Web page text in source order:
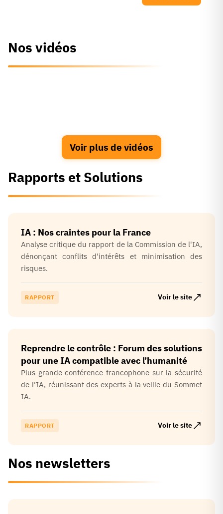
Nos vidéos
Voir plus de vidéos
Rapports et Solutions
IA : Nos craintes pour la France
Analyse critique du rapport de la Commission de l'IA,
dénonçant conflits d'intérêts et minimisation des
risques.
RAPPORT Voir le site
Reprendre le contrôle : Forum des solutions
pour une IA compatible avec l’humanité
Plus grande conférence francophone sur la sécurité
de l'IA, réunissant des experts à la veille du Sommet
IA.
RAPPORT Voir le site
Nos newsletters